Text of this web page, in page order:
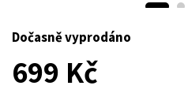
Dočasně vyprodáno
699 Kč